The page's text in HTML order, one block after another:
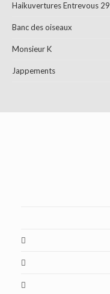
Haikuvertures Entrevous 29
Banc des oiseaux
Monsieur K
Jappements